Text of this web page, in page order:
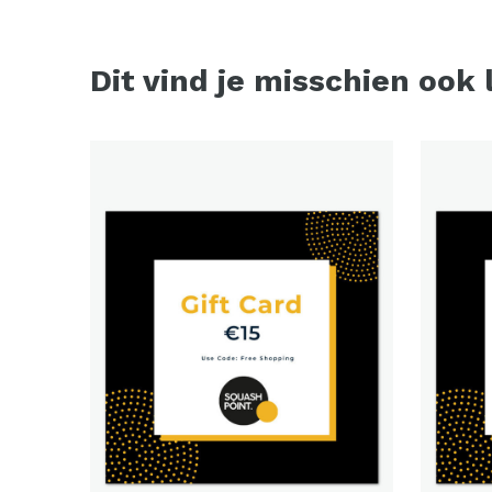
Dit vind je misschien ook